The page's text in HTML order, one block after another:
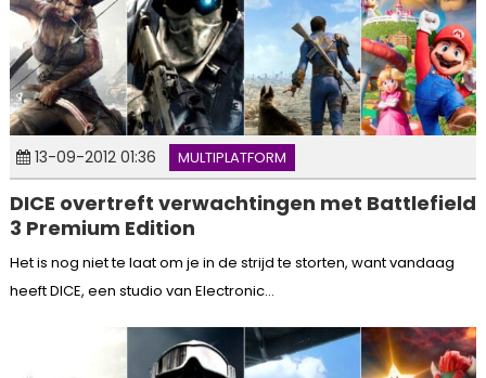
13-09-2012 01:36 MULTIPLATFORM
DICE overtreft verwachtingen met Battlefield
3 Premium Edition
Het is nog niet te laat om je in de strijd te storten, want vandaag
heeft DICE, een studio van Electronic...